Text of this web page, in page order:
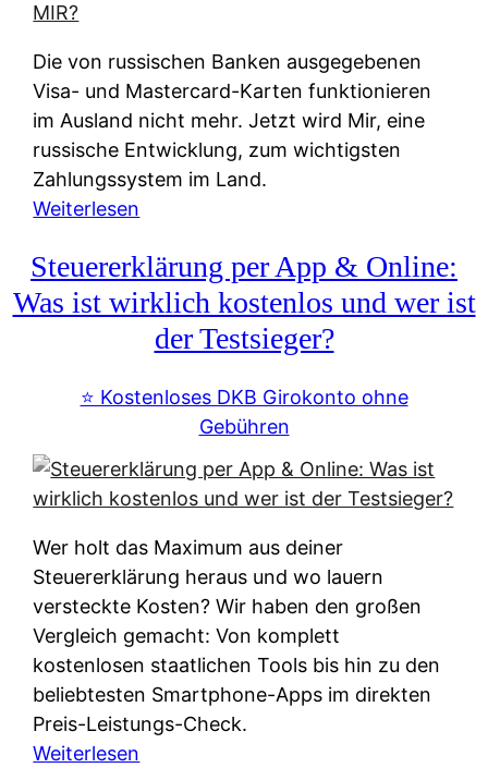
n
a
t
i
v
e
&
f
r
e
u
s
u
n
f
t
e
i
e
Die von russischen Banken ausgegebenen
Visa- und Mastercard-Karten funktionieren
im Ausland nicht mehr. Jetzt wird Mir, eine
russische Entwicklung, zum wichtigsten
Zahlungssystem im Land.
Weiterlesen
a
h
g
s
y
t
e
m
M
I
R
:
W
Steuererklärung per App & Online:
Was ist wirklich kostenlos und wer ist
der Testsieger?
⭐️ Kostenloses DKB Girokonto ohne
Gebühren
Wer holt das Maximum aus deiner
Steuererklärung heraus und wo lauern
versteckte Kosten? Wir haben den großen
Vergleich gemacht: Von komplett
kostenlosen staatlichen Tools bis hin zu den
beliebtesten Smartphone-Apps im direkten
Preis-Leistungs-Check.
Weiterlesen